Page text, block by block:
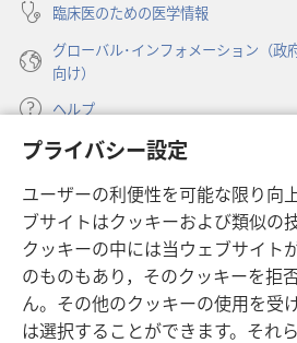
プライバシー設定
ユーザーの利便性を可能な限り向
ブサイトはクッキーおよび類似の
クッキーの中には当ウェブサイト
のものもあり，そのクッキーを拒
ん。その他のクッキーの使用を受
は選択することができます。それ
臨床医のための医学情報
グローバル･インフォメーション（政
向け）
ヘルプ
寄付
し
い
タ
ブ
で
開
く）
ものみの塔 オンライン・ライブラリ
（新
し
い
タ
ブ
JW Hub ®
（新
し
い
JW Library ®